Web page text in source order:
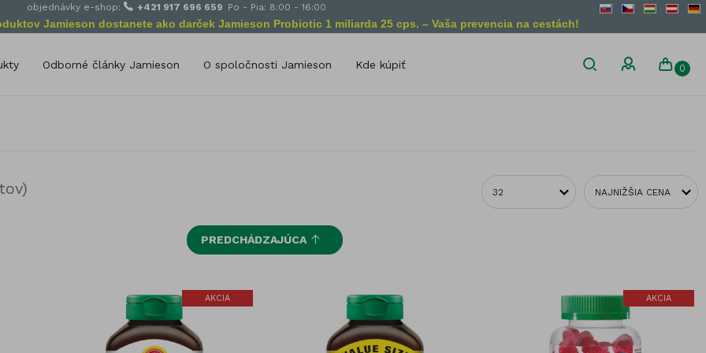
objednávky e-shop: +421 917 696 659 Po - Pia: 8:00 - 16:00
Jamieson dostanete ako darček Jamieson Probiotic 1 miliarda 25 cps. – Vaša prevencia na cestách!
pre dospelých
Bylinné výťažky
Omega Esenciálne mastné kyseliny
Probiotiká
Antioxidanty
Vegetariánsky
produkt
Odborné články Jamieson O spoločnosti Jamieson Kde kúpiť 0
PREDCHÁDZAJÚCA
AKCIA AKCIA